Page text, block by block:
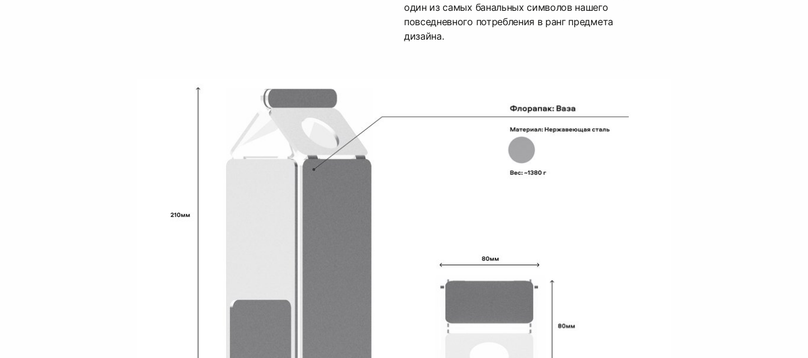
один из самых банальных символов нашего
повседневного потребления в ранг предмета
дизайна.